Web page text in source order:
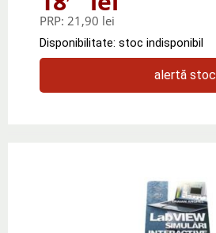
PRP: 21,90 lei
Disponibilitate: stoc indisponibil
alertă stoc